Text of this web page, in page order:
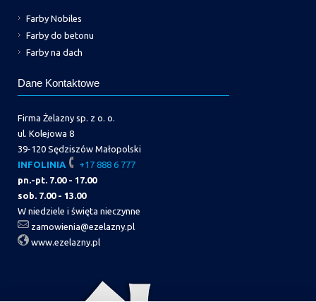
Farby Nobiles
Farby do betonu
Farby na dach
Dane Kontaktowe
Firma Żelazny sp. z o. o.
ul. Kolejowa 8
39-120 Sędziszów Małopolski
INFOLINIA
+17 888 6 777
pn.-pt. 7.00 - 17.00
sob. 7.00 - 13.00
W niedziele i święta nieczynne
zamowienia@ezelazny.pl
www.ezelazny.pl